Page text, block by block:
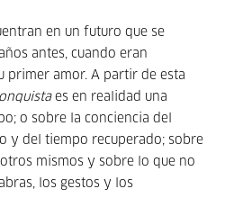
en un futuro que se
antes, cuando eran
primer amor. A partir de esta
es en realidad una
o sobre la conciencia del
y del tiempo recuperado; sobre
mismos y sobre lo que no
los gestos y los